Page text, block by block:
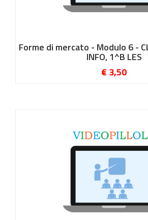
Forme di mercato - Modulo 6 -
INFO, 1^B LES
€ 3,50